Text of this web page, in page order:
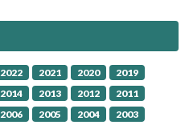
2022 2021 2020
2019
2014 2013 2012
2011
2006 2005 2004
2003